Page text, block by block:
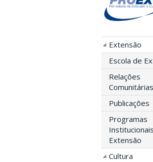
Extensão
Escola de
Relações
Comunitárias
Publicações
Programas
Extensão
Cultura